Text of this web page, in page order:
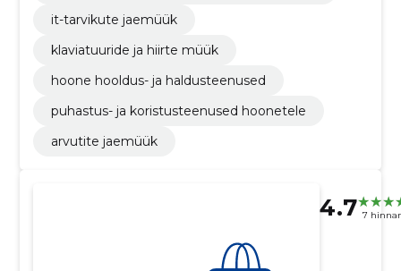
it-tarvikute jaemüük
klaviatuuride ja hiirte müük
hoone hooldus- ja haldusteenused
puhastus- ja koristusteenused hoonetele
arvutite jaemüük
4.7 7